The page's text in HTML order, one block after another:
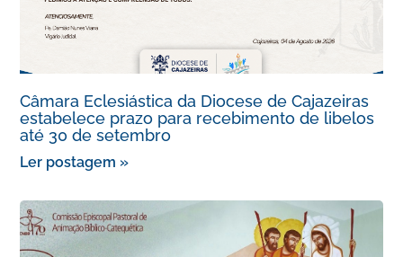
Câmara Eclesiástica da Diocese de Cajazeiras
estabelece prazo para recebimento de libelos
até 30 de setembro
Ler postagem »